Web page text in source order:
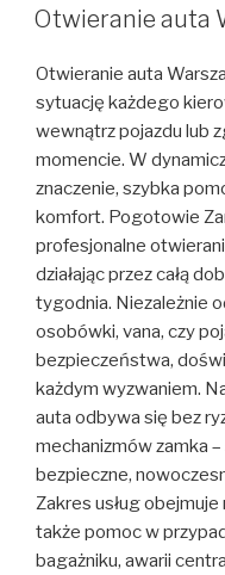
W
Otwieranie auta
Otwieranie auta
sytuację każdego
wewnątrz pojazdu lub
momencie. W
znaczenie, szybka
komfort. Pogotowie
profesjonalne
działając przez całą
tygodnia. Niezależnie
osobówki, vana, czy
bezpieczeństwa,
każdym wyzwaniem.
auta odbywa się bez
mechanizmów zamka
bezpieczne,
Zakres usług
także pomoc w
bagażniku, awarii